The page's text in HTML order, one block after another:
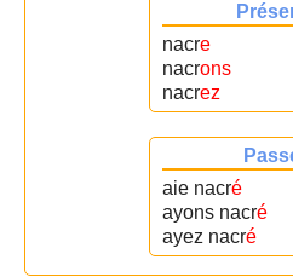
nacre
nacrons
nacrez
aie nacré
ayons nacré
ayez nacré